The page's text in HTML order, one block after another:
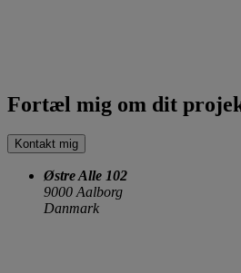
Fortæl mig om dit
Kontakt mig
Østre Alle 102
9000 Aalborg
Danmark